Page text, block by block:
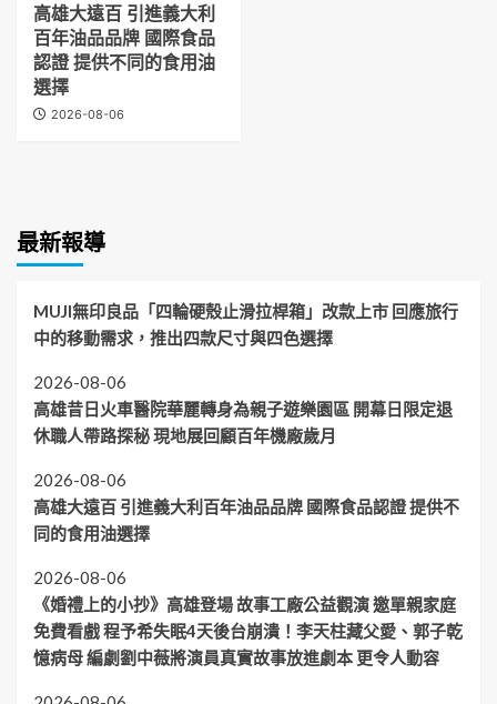
高雄大遠百 引進義大利
百年油品品牌 國際食品
認證 提供不同的食用油
選擇
2026-08-06
最新報導
MUJI無印良品「四輪硬殼止滑拉桿箱」改款上市 回應旅行
中的移動需求，推出四款尺寸與四色選擇
2026-08-06
高雄昔日火車醫院華麗轉身為親子遊樂園區 開幕日限定退
休職人帶路探秘 現地展回顧百年機廠歲月
2026-08-06
高雄大遠百 引進義大利百年油品品牌 國際食品認證 提供不
同的食用油選擇
2026-08-06
《婚禮上的小抄》高雄登場 故事工廠公益觀演 邀單親家庭
免費看戲 程予希失眠4天後台崩潰！李天柱藏父愛、郭子乾
憶病母 編劇劉中薇將演員真實故事放進劇本 更令人動容